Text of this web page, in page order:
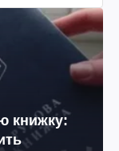
книжку: